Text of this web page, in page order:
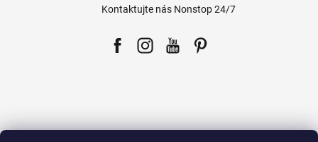
Kontaktujte nás Nonstop 24/7